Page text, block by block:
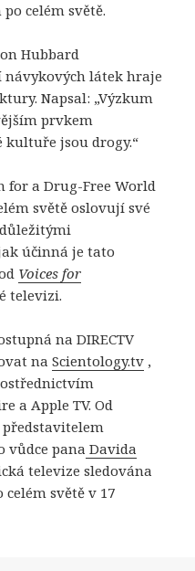
celém světě.
Hubbard
návykových látek hraje
Napsal: „Výzkum
prvkem
kultuře jsou drogy.“
for a Drug-Free World
světě oslovují své
účinná je tato
Voices for
televizi.
na DIRECTV
naScientology.tv ,
a Apple TV. Od
představitelem
vůdce pana Davida
televize sledována
celém světě v 17